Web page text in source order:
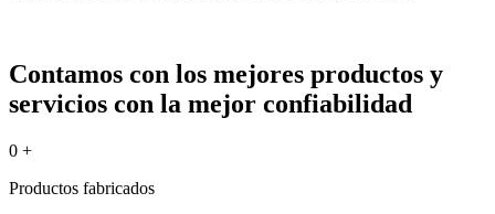
Contamos con los mejores productos y
servicios con la mejor confiabilidad
0 +
Productos fabricados